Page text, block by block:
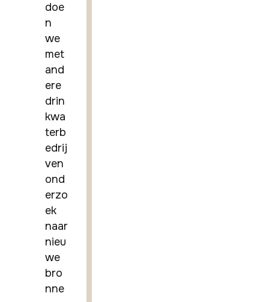
doe
n
we
met
and
ere
drin
kwa
terb
edrij
ven
ond
erzo
ek
naar
nieu
we
bro
nne